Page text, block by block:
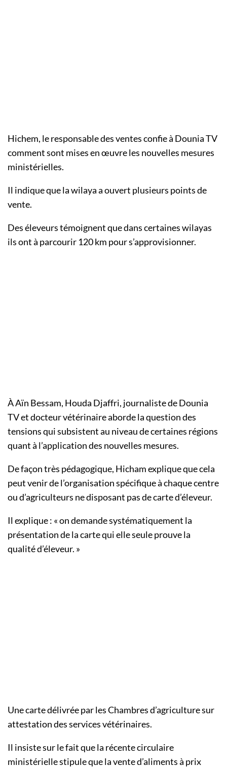
Hichem, le responsable des ventes confie à Dounia TV
comment sont mises en œuvre les nouvelles mesures
ministérielles.
Il indique que la wilaya a ouvert plusieurs points de
vente.
Des éleveurs témoignent que dans certaines wilayas
ils ont à parcourir 120 km pour s’approvisionner.
À Aïn Bessam, Houda Djaffri, journaliste de Dounia
TV et docteur vétérinaire aborde la question des
tensions qui subsistent au niveau de certaines régions
quant à l’application des nouvelles mesures.
De façon très pédagogique, Hicham explique que cela
peut venir de l’organisation spécifique à chaque centre
ou d’agriculteurs ne disposant pas de carte d’éleveur.
Il explique : « on demande systématiquement la
présentation de la carte qui elle seule prouve la
qualité d’éleveur. »
Une carte délivrée par les Chambres d’agriculture sur
attestation des services vétérinaires.
Il insiste sur le fait que la récente circulaire
ministérielle stipule que la vente d’aliments à prix